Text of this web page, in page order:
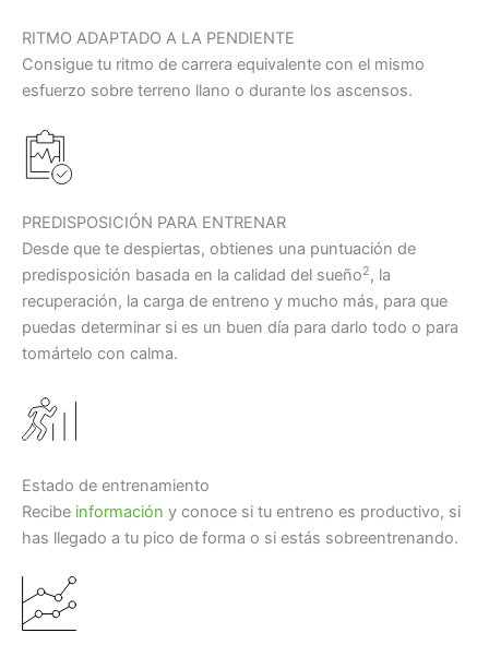
RITMO ADAPTADO A LA PENDIENTE
Consigue tu ritmo de carrera equivalente con el mismo
esfuerzo sobre terreno llano o durante los ascensos.
PREDISPOSICIÓN PARA ENTRENAR
Desde que te despiertas, obtienes una puntuación de
predisposición basada en la calidad del sueño2, la
recuperación, la carga de entreno y mucho más, para que
puedas determinar si es un buen día para darlo todo o para
tomártelo con calma.
Estado de entrenamiento
Recibe información y conoce si tu entreno es productivo, si
has llegado a tu pico de forma o si estás sobreentrenando.